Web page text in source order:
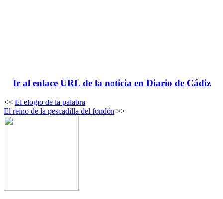
Ir al enlace URL de la noticia en Diario de Cádiz
<< El elogio de la palabra
El reino de la pescadilla del fondón >>